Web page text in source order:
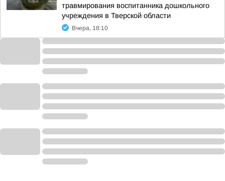
травмирования воспитанника дошкольного
учреждения в Тверской области
Вчера, 18:10